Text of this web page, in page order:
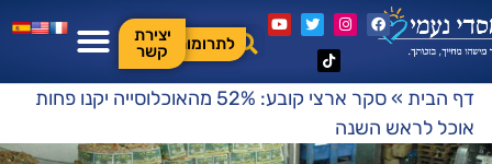
לתרומות
יצירת
קשר
דף הבית »
סקר ארצי קובע: 52% מהאוכלוסייה יקנו פחות
אוכל לראש השנה